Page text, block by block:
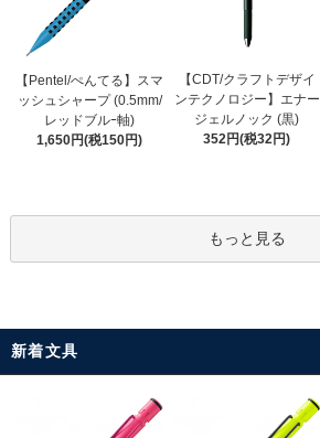
【Pentel/ぺんてる】スマ
ッシュシャープ (0.5mm/
レッドブルｰ軸)
1,650円(税150円)
【CDT/クラフトデザイ
ンテクノロジー】エナー
ジェルノック (黒)
352円(税32円)
もっと見る
新着文具